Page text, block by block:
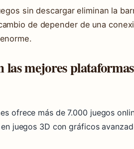
sin descargar eliminan la
de depender de una
las mejores
ofrece más de 7.000 juegos
juegos 3D con gráficos